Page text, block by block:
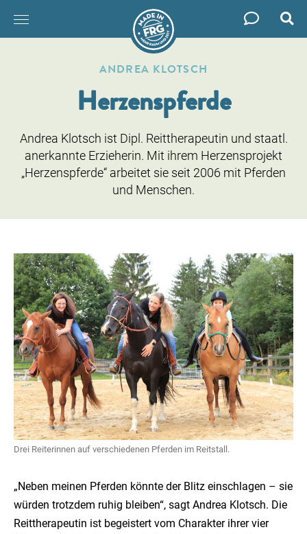
ANDREA KLOTSCH
Herzenspferde
Andrea Klotsch ist Dipl. Reittherapeutin und staatl.
anerkannte Erzieherin. Mit ihrem Herzensprojekt
„Herzenspferde“ arbeitet sie seit 2006 mit Pferden
und Menschen.
Drei Reiterinnen auf verschiedenen Pferden im Reitstall.
„Neben meinen Pferden könnte der Blitz einschlagen – sie
würden trotzdem ruhig bleiben“, sagt Andrea Klotsch. Die
Reittherapeutin ist begeistert vom Charakter ihrer vier